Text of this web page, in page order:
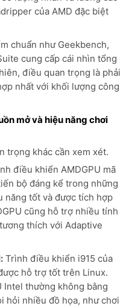
của AMD đặc biệt
chuẩn như Geekbench,
cung cấp cái nhìn tổng
điều quan trọng là phải
nhất với khối lượng công
mở và hiệu năng chơi
trọng khác cần xem xét.
điều khiển AMDGPU mã
bộ đáng kể trong những
năng tốt và được tích hợp
cũng hỗ trợ nhiều tính
thích với Adaptive
Trình điều khiển i915 của
hỗ trợ tốt trên Linux.
Intel thường không bằng
hỏi nhiều đồ họa, như chơi